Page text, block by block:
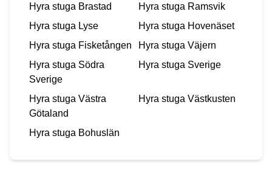
Hyra stuga Brastad Hyra stuga Ramsvik
Hyra stuga Lyse Hyra stuga Hovenäset
Hyra stuga Fisketången Hyra stuga Väjern
Hyra stuga Södra
Sverige
Hyra stuga Sverige
Hyra stuga Västra
Götaland
Hyra stuga Västkusten
Hyra stuga Bohuslän